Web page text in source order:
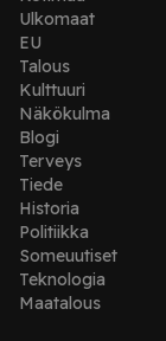
Ulkomaat
EU
Talous
Kulttuuri
Näkökulma
Blogi
Terveys
Tiede
Historia
Politiikka
Someuutiset
Teknologia
Maatalous